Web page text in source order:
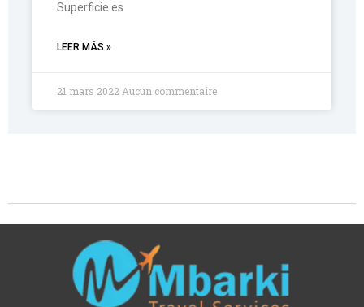
Superficie es
LEER MÁS »
21 mars 2022 Aucun commentaire